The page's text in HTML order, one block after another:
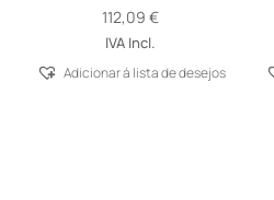
112,09€
IVA Incl.
Adicionar á lista de desejos